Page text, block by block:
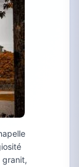
granit,